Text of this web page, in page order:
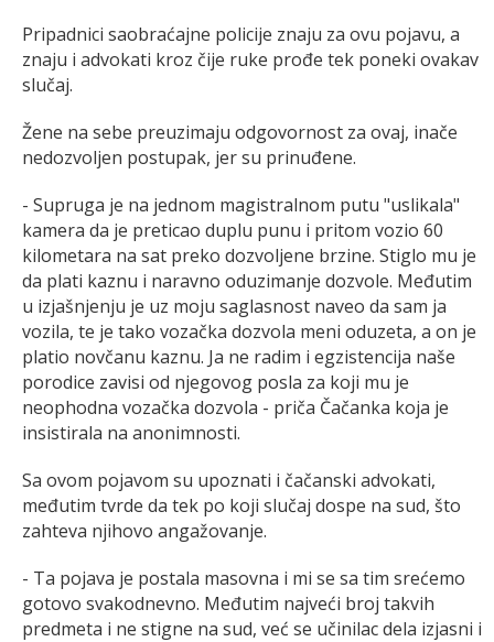
Pripadnici saobraćajne policije znaju za ovu pojavu, a
znaju i advokati kroz čije ruke prođe tek poneki ovakav
slučaj.
Žene na sebe preuzimaju odgovornost za ovaj, inače
nedozvoljen postupak, jer su prinuđene.
- Supruga je na jednom magistralnom putu "uslikala"
kamera da je preticao duplu punu i pritom vozio 60
kilometara na sat preko dozvoljene brzine. Stiglo mu je
da plati kaznu i naravno oduzimanje dozvole. Međutim
u izjašnjenju je uz moju saglasnost naveo da sam ja
vozila, te je tako vozačka dozvola meni oduzeta, a on je
platio novčanu kaznu. Ja ne radim i egzistencija naše
porodice zavisi od njegovog posla za koji mu je
neophodna vozačka dozvola - priča Čačanka koja je
insistirala na anonimnosti.
Sa ovom pojavom su upoznati i čačanski advokati,
međutim tvrde da tek po koji slučaj dospe na sud, što
zahteva njihovo angažovanje.
- Ta pojava je postala masovna i mi se sa tim srećemo
gotovo svakodnevno. Međutim najveći broj takvih
predmeta i ne stigne na sud, već se učinilac dela izjasni i